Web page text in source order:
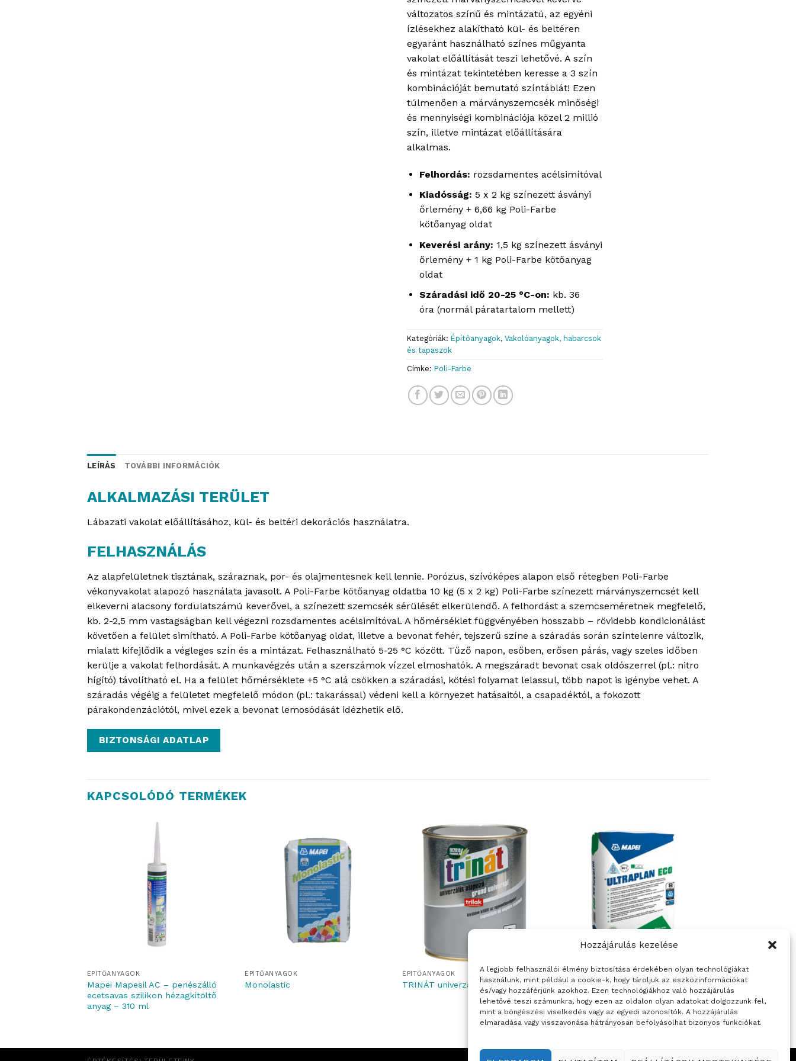
Hozzájárulás kezelése
A legjobb felhasználói élmény biztosítása érdekében olyan technológiákat
használunk, mint például a cookie-k, hogy tároljuk az eszközinformációkat
és/vagy hozzáférjünk azokhoz. Ezen technológiákhoz való hozzájárulás
lehetővé teszi számunkra, hogy ezen az oldalon olyan adatokat dolgozzunk fel,
mint a böngészési viselkedés vagy az egyedi azonosítók. A hozzájárulás
elmaradása vagy visszavonása hátrányosan befolyásolhat bizonyos funkciókat.
változatos színű és mintázatú, az egyéni
ízlésekhez alakítható kül- és beltéren
egyaránt használható színes műgyanta
vakolat előállítását teszi lehetővé. A szín
és mintázat tekintetében keresse a 3 szín
kombinációját bemutató színtáblát! Ezen
túlmenően a márványszemcsék minőségi
és mennyiségi kombinációja közel 2 millió
szín, illetve mintázat előállítására
alkalmas.
Felhordás: rozsdamentes acélsimítóval
Kiadósság: 5 x 2 kg színezett ásványi
őrlemény + 6,66 kg Poli-Farbe
kötőanyag oldat
Keverési arány: 1,5 kg színezett ásványi
őrlemény + 1 kg Poli-Farbe kötőanyag
oldat
Száradási idő 20-25 °C-on: kb. 36
óra (normál páratartalom mellett)
Kategóriák: Építőanyagok, Vakolóanyagok, habarcsok
és tapaszok
Címke: Poli-Farbe
LEÍRÁS TOVÁBBI INFORMÁCIÓK
ALKALMAZÁSI TERÜLET
Lábazati vakolat előállításához, kül- és beltéri dekorációs használatra.
FELHASZNÁLÁS
Az alapfelületnek tisztának, száraznak, por- és olajmentesnek kell lennie. Porózus, szívóképes alapon első rétegben Poli-Farbe
vékonyvakolat alapozó használata javasolt. A Poli-Farbe kötőanyag oldatba 10 kg (5 x 2 kg) Poli-Farbe színezett márványszemcsét kell
elkeverni alacsony fordulatszámú keverővel, a színezett szemcsék sérülését elkerülendő. A felhordást a szemcseméretnek megfelelő,
kb. 2-2,5 mm vastagságban kell végezni rozsdamentes acélsimítóval. A hőmérséklet függvényében hosszabb – rövidebb kondicionálást
követően a felület simítható. A Poli-Farbe kötőanyag oldat, illetve a bevonat fehér, tejszerű színe a száradás során színtelenre változik,
mialatt kifejlődik a végleges szín és a mintázat. Felhasználható 5-25 °C között. Tűző napon, esőben, erősen párás, vagy szeles időben
kerülje a vakolat felhordását. A munkavégzés után a szerszámok vízzel elmoshatók. A megszáradt bevonat csak oldószerrel (pl.: nitro
hígító) távolítható el. Ha a felület hőmérséklete +5 °C alá csökken a száradási, kötési folyamat lelassul, több napot is igénybe vehet. A
száradás végéig a felületet megfelelő módon (pl.: takarással) védeni kell a környezet hatásaitól, a csapadéktól, a fokozott
párakondenzációtól, mivel ezek a bevonat lemosódását idézhetik elő.
BIZTONSÁGI ADATLAP
KAPCSOLÓDÓ TERMÉKEK
ÉPÍTŐANYAGOK
Mapei Mapesil AC – penészálló
ecetsavas szilikon hézagkitöltő
anyag – 310 ml
ÉPÍTŐANYAGOK
Monolastic
ÉPÍTŐANYAGOK
TRINÁT univerzális alapozó
ALJZATKIEGYELÍTŐ ÉS SZÁRAZBETON
ULTRAPLAN ECO 20